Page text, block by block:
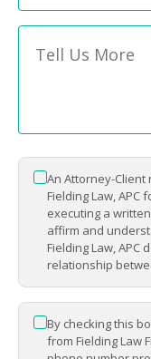
Message *
An Attorney-
Fielding Law,
executing a
affirm and
Fielding Law,
relationship
By checking this
from Fielding Law